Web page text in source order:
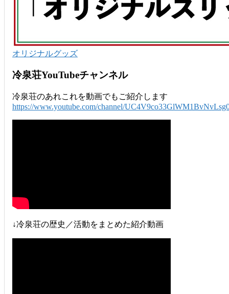
オリジナルグッズ
冷泉荘YouTubeチャンネル
冷泉荘のあれこれを動画でもご紹介します
https://www.youtube.com/channel/
↓冷泉荘の歴史／活動をまとめた紹介動画